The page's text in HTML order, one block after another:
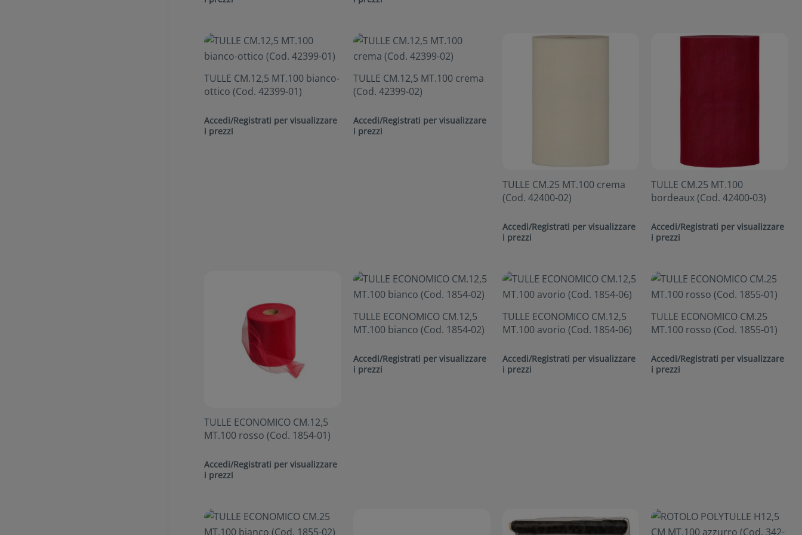
TULLE CM.12,5 MT.100 bianco-
ottico (Cod. 42399-01)
Accedi/Registrati per visualizzare
i prezzi
TULLE CM.12,5 MT.100 crema
(Cod. 42399-02)
Accedi/Registrati per visualizzare
i prezzi
TULLE CM.25 MT.100 crema
(Cod. 42400-02)
Accedi/Registrati per visualizzare
i prezzi
TULLE CM.25 MT.100
bordeaux (Cod. 42400-03)
Accedi/Registrati per visualizzare
i prezzi
TULLE ECONOMICO CM.12,5
MT.100 rosso (Cod. 1854-01)
Accedi/Registrati per visualizzare
i prezzi
TULLE ECONOMICO CM.12,5
MT.100 bianco (Cod. 1854-02)
Accedi/Registrati per visualizzare
i prezzi
TULLE ECONOMICO CM.12,5
MT.100 avorio (Cod. 1854-06)
Accedi/Registrati per visualizzare
i prezzi
TULLE ECONOMICO CM.25
MT.100 rosso (Cod. 1855-01)
Accedi/Registrati per visualizzare
i prezzi